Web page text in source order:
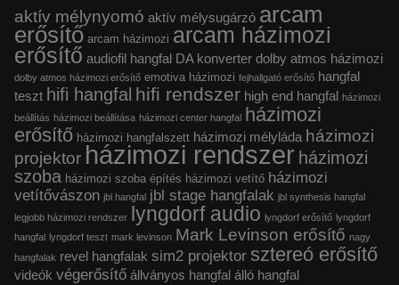
aktív mélynyomó aktív mélysugárzó arcam
erősítő arcam házimozi arcam házimozi
erősítő audiofil hangfal DA konverter dolby atmos házimozi
dolby atmos házimozi erősítő emotiva házimozi fejhallgató erősítő hangfal
teszt hifi hangfal hifi rendszer high end hangfal házimozi
beállítás házimozi beállítása házimozi center hangfal házimozi
erősítő házimozi hangfalszett házimozi mélyláda házimozi
projektor házimozi rendszer házimozi
szoba házimozi szoba építés házimozi vetítő házimozi
vetítővászon jbl hangfal jbl stage hangfalak jbl synthesis hangfal
legjobb házimozi rendszer lyngdorf audio lyngdorf erősítő lyngdorf
hangfal lyngdorf teszt mark levinson Mark Levinson erősítő nagy
hangfalak revel hangfalak sim2 projektor sztereó erősítő
videók végerősítő állványos hangfal álló hangfal